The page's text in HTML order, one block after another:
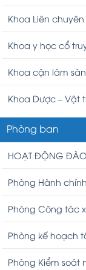
Khoa Liên
Khoa y học cổ
Khoa cận lâm
Khoa Dược – Vật
Phòng ban
HOẠT ĐỘNG
Phòng Hành
Phòng Công tác
Phòng kế hoạch
Phòng Kiểm soát